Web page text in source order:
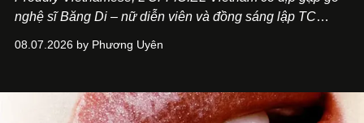
nghệ sĩ Băng Di – nữ diễn viên và đồng sáng lập TC
Kitchen Bar và SALEM tại TP.HCM.
08.07.2026 by Phương Uyên